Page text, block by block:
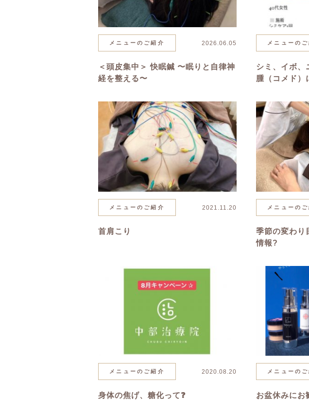
メニューのご紹介 2026.06.05
＜頭皮集中＞ 快眠鍼 〜眠りと自律神
経を整える〜
メニューの
シミ、イボ、
腫（コメド）
メニューのご紹介 2021.11.20
首肩こり
メニューの
季節の変わり
情報?
メニューのご紹介 2020.08.20
身体の焦げ、糖化って❓
メニューの
お盆休みにお